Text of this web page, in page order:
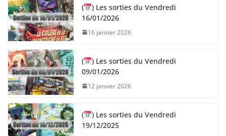
(
) Les sorties du Vendredi
16/01/2026
16 janvier 2026
(
) Les sorties du Vendredi
09/01/2026
12 janvier 2026
(
) Les sorties du Vendredi
19/12/2025